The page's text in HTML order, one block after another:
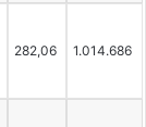
282,06 1.014.686